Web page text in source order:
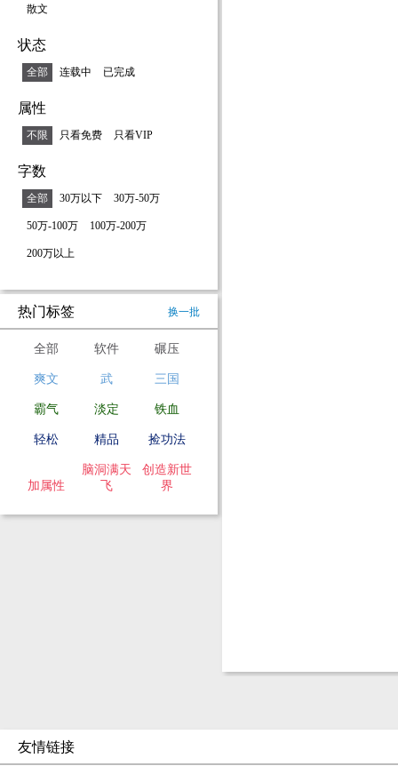
散文
状态
全部 连载中 已完成
属性
不限 只看免费 只看VIP
字数
全部 30万以下 30万-50万
50万-100万 100万-200万
200万以上
热门标签 换一批
全部 软件 碾压
爽文 武 三国
霸气 淡定 铁血
轻松 精品 捡功法
加属性
脑洞满天
飞
创造新世
界
友情链接